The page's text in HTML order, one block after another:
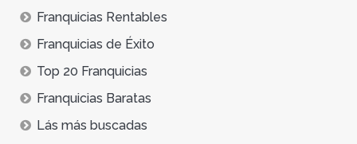
Franquicias Rentables
Franquicias de Éxito
Top 20 Franquicias
Franquicias Baratas
Lás más buscadas